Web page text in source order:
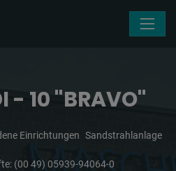
- 10 "BRAVO"
Einrichtungen Sandstrahlanlage
(00 49) 05939-94064-0